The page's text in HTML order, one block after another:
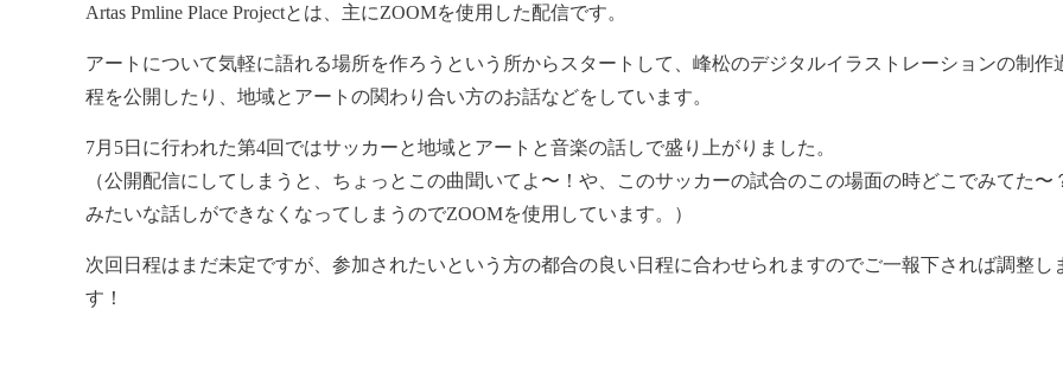
Artas Pmline Place Projectとは、主にZOOMを使用した配信です。
アートについて気軽に語れる場所を作ろうという所からスタートして、峰松のデジタルイラストレーションの制作
程を公開したり、地域とアートの関わり合い方のお話などをしています。
7月5日に行われた第4回ではサッカーと地域とアートと音楽の話しで盛り上がりました。
（公開配信にしてしまうと、ちょっとこの曲聞いてよ〜！や、このサッカーの試合のこの場面の時どこでみてた〜
みたいな話しができなくなってしまうのでZOOMを使用しています。）
次回日程はまだ未定ですが、参加されたいという方の都合の良い日程に合わせられますのでご一報下されば調整し
す！